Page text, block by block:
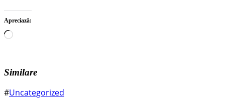
Apreciază:
Încarc...
Similare
#Uncategorized